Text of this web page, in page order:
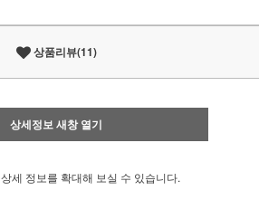
상품리뷰(11)
상세정보 새창 열기
상세 정보를 확대해 보실 수 있습니다.